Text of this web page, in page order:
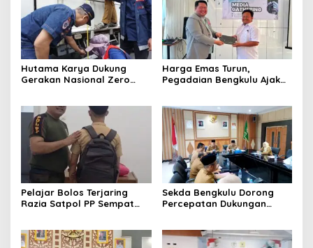
Hutama Karya Dukung
Gerakan Nasional Zero
(SETUJU)
Harga Emas Turun,
Pegadaian Bengkulu Ajak
Pelajar Bolos Terjaring
Razia Satpol PP Sempat
Sekda Bengkulu Dorong
Percepatan Dukungan
Regional